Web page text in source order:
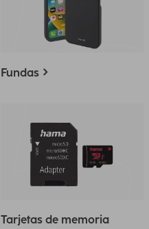
Fundas
Tarjetas de memoria